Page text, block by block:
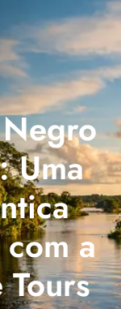
Uma
a
Tours